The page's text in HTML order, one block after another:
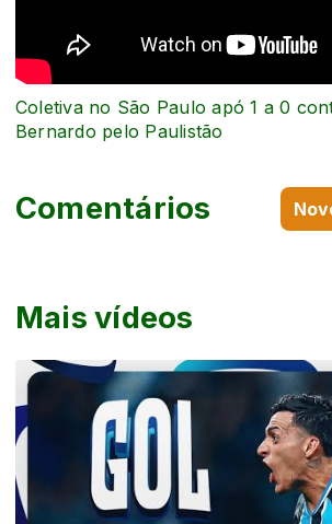
Mais vídeos
Coletiva no São Paulo apó 1 a 0
Bernardo pelo Paulistão
Comentários